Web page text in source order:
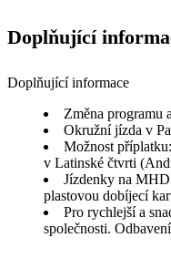
Doplňující
Doplňující informace
Změna programu
Okružní jízda v
Možnost
v Latinské čtvrti
Jízdenky na
plastovou dobíjecí
Pro rychlejší a
společnosti.